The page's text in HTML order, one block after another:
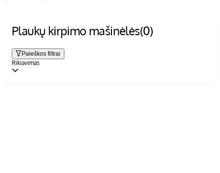
Plaukų kirpimo mašinėlės(0)
Paieškos filtrai
Rikiavimas